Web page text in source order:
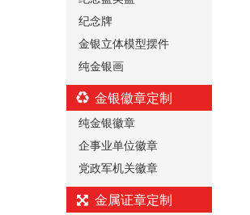
纪念牌
金银立体模型摆件
纯金银画
金银徽章定制
纯金银徽章
企事业单位徽章
党政军机关徽章
金属证章定制